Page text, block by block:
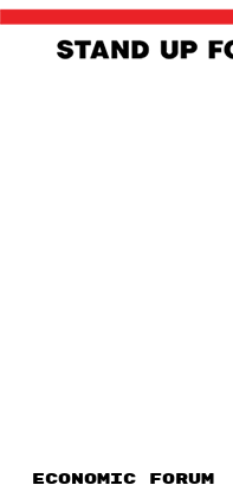
ECONOMIC FORUM